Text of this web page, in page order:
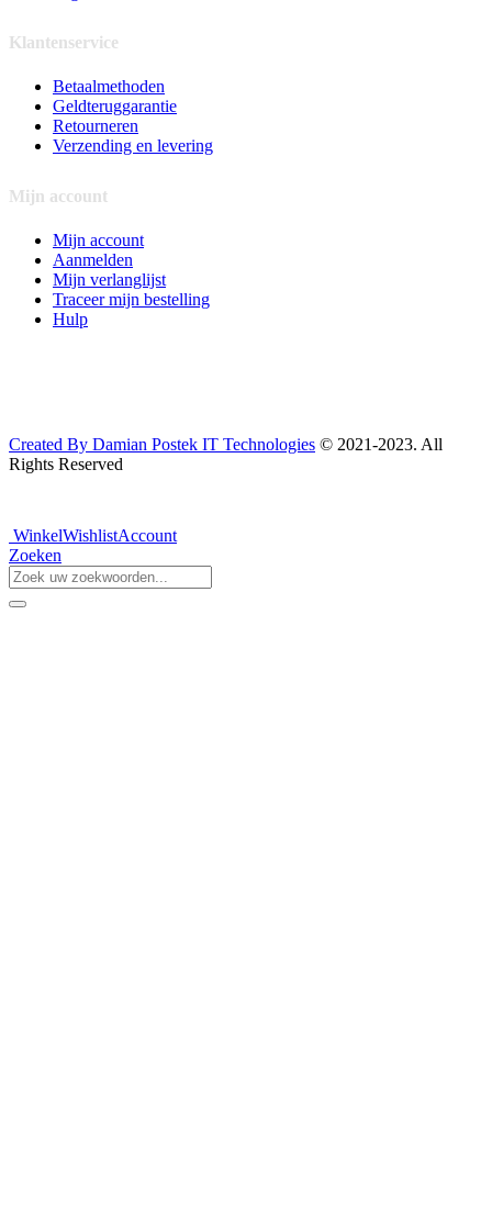
Klantenservice
Betaalmethoden
Geldteruggarantie
Retourneren
Verzending en levering
Mijn account
Mijn account
Aanmelden
Mijn verlanglijst
Traceer mijn bestelling
Hulp
Created By Damian Postek IT Technologies © 2021-2023. All
Rights Reserved
WinkelWishlistAccount
Zoeken